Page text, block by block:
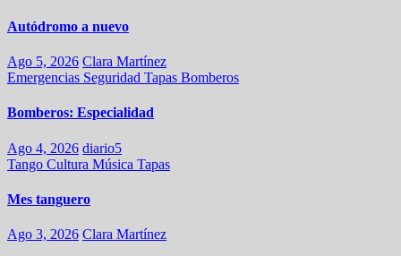
Autódromo a nuevo
Ago 5, 2026 Clara Martínez
Emergencias Seguridad Tapas Bomberos
Bomberos: Especialidad
Ago 4, 2026 diario5
Tango Cultura Música Tapas
Mes tanguero
Ago 3, 2026 Clara Martínez